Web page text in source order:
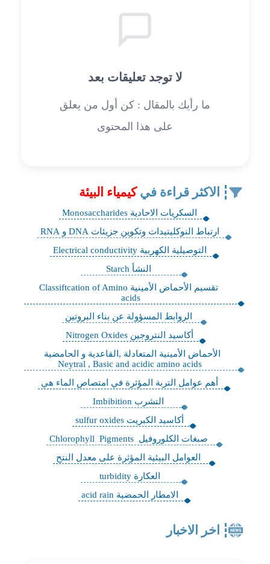
لا توجد تعليقات بعد
ما رأيك بالمقال : كن أول من يعلق
على هذا المحتوى
الاكثر قراءة في كيمياء البيئة
السكريات الاحادية Monosaccharides
ارتباط النوكليتيدات وتكوين جزيئات DNA و RNA
التوصيلية الكهربية Electrical conductivity
النشأ Starch
تقسيم الأحماض الأمينية Classiftcation of Amino
acids
الروابط المسؤولة عن بناء البروتين
أكاسيد النتروجين Nitrogen Oxides
الأحماض الأمينية المتعادلة ,القاعدية و الحامضية
Neytral , Basic and acidic amino acids
أهم عوامل التربة المؤثرة في امتصاص الماء هي
التشرب Imbibition
أكاسيد الكبريت sulfur oxides
صبغات الكلوروفيل Chlorophyll Pigments
العوامل البيئية المؤثرة على معدل النتح
العكارة turbidity
الامطار الحمضية acid rain
اخر الاخبار